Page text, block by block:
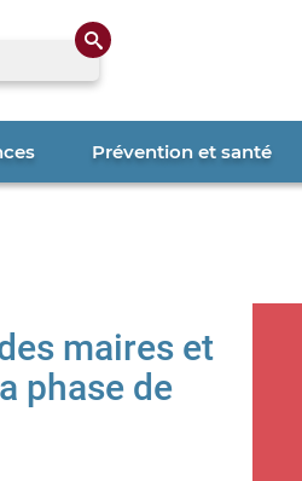
Search the whole
Prévention et santé
maires et
phase de